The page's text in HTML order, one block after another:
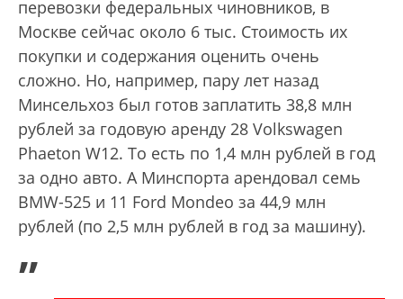
перевозки федеральных чиновников, в
Москве сейчас около 6 тыс. Стоимость их
покупки и содержания оценить очень
сложно. Но, например, пару лет назад
Минсельхоз был готов заплатить 38,8 млн
рублей за годовую аренду 28 Volkswagen
Phaeton W12. То есть по 1,4 млн рублей в год
за одно авто. А Минспорта арендовал семь
BMW-525 и 11 Ford Mondeo за 44,9 млн
рублей (по 2,5 млн рублей в год за машину).
„